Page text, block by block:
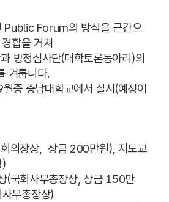
Forum의 방식을 근간으
합을 거쳐
청심사단(대학토론동아리)의
겨룹니다.
충남대학교에서 실시(예정이
의장상, 상금 200만원), 지도교
)
국회사무총장상, 상금 150만
무총장상)